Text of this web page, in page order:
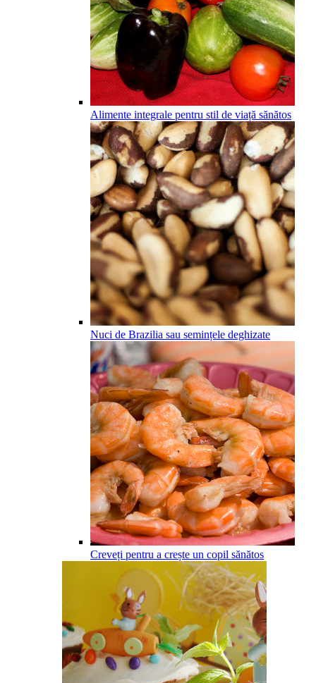
Alimente integrale pentru stil de viață sănătos
Nuci de Brazilia sau semințele deghizate
Creveți pentru a crește un copil sănătos